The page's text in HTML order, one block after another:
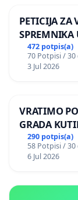
PETICIJA ZA
SPREMNIKA
472 potpis(a)
70 Potpisi / 30
3 Jul 2026
VRATIMO
GRADA
290 potpis(a)
58 Potpisi / 30
6 Jul 2026